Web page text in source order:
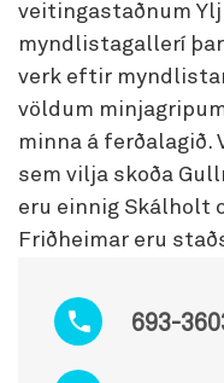
693-
veitingastaðnum
myndlistagallerí
verk eftir
völdum
minna á ferðalagið.
sem vilja skoða
eru einnig Skálholt
Friðheimar eru